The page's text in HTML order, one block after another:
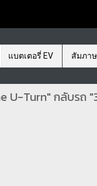
แบตเตอรี่ EV สัมภา
U-Turn" กลับรถ